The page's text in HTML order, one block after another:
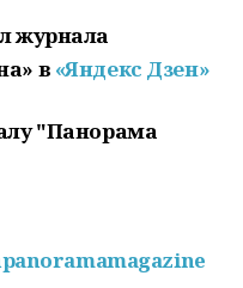
журнала
в «Яндекс Дзен»
"Панорама